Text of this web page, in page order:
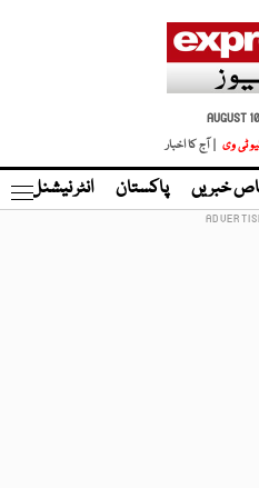
AUGUST
ٹی وی | آج کا اخبار
خبریں پاکستان انٹر نیشنل